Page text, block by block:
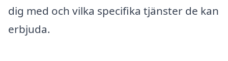
dig med och vilka specifika tjänster de kan
erbjuda.